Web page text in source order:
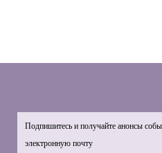
Подпишитесь и получайте анонсы
электронную почту